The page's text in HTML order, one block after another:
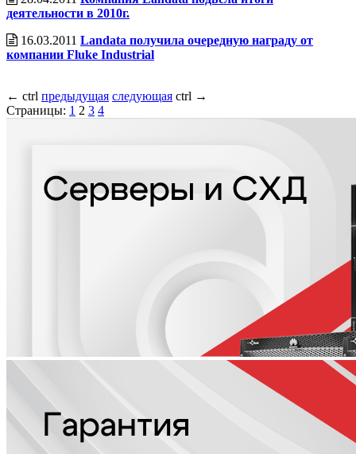
деятельности в 2010г.
16.03.2011 Landata получила очередную награду от
компании Fluke Industrial
← ctrl предыдущая следующая ctrl →
Страницы: 1 2 3 4